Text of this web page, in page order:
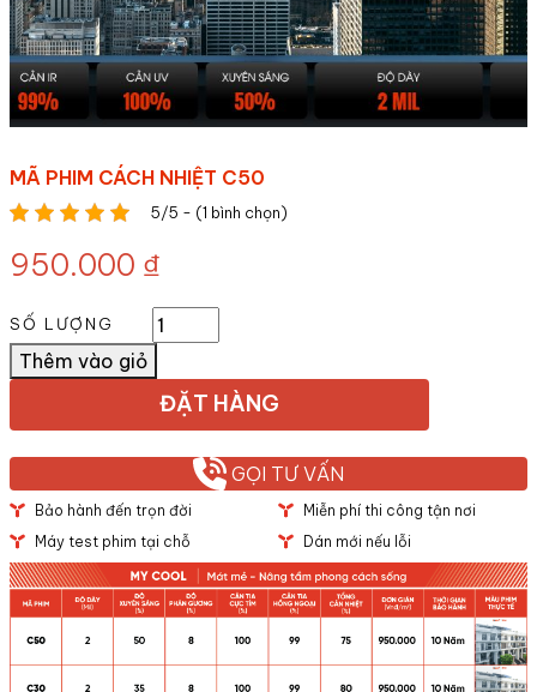
MÃ PHIM CÁCH NHIỆT C50
5/5 - (1 bình chọn)
950.000 ₫
SỐ LƯỢNG
Thêm vào giỏ
ĐẶT HÀNG
GỌI TƯ VẤN
Bảo hành đến trọn đời
Miễn phí thi công tận nơi
Máy test phim tại chỗ
Dán mới nếu lỗi